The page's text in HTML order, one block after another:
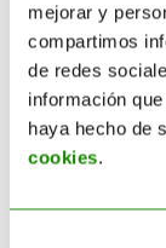
mejorar y
compartimos
de redes
información
haya hecho de
cookies.
Limpieza
gestionar
empresa
actividad
Productos